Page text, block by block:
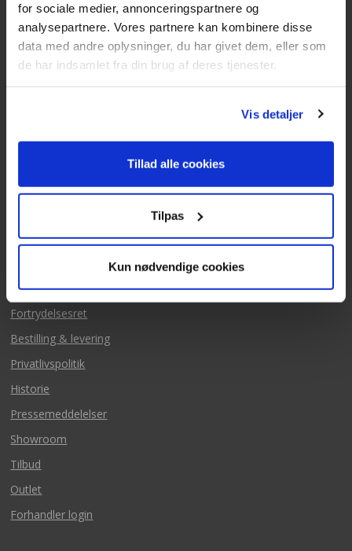
for sociale medier, annonceringspartnere og
analysepartnere. Vores partnere kan kombinere disse
data med andre oplysninger, du har givet dem, eller som
de har indsamlet fra din brug af deres tjenester.
Vis detaljer
Tillad alle cookies
Tilpas
Kun nødvendige cookies
Tlf: 63 95 55 55
Mandag - torsdag 09:00 - 15:00
Fredag 09:00 - 14:30
Telefonerne er åben alle hverdage
Salgs & leveringsbetingelse
Fortrydelsesret
Bestilling & levering
Privatlivspolitik
Historie
Pressemeddelelser
Showroom
Tilbud
Outlet
Forhandler login